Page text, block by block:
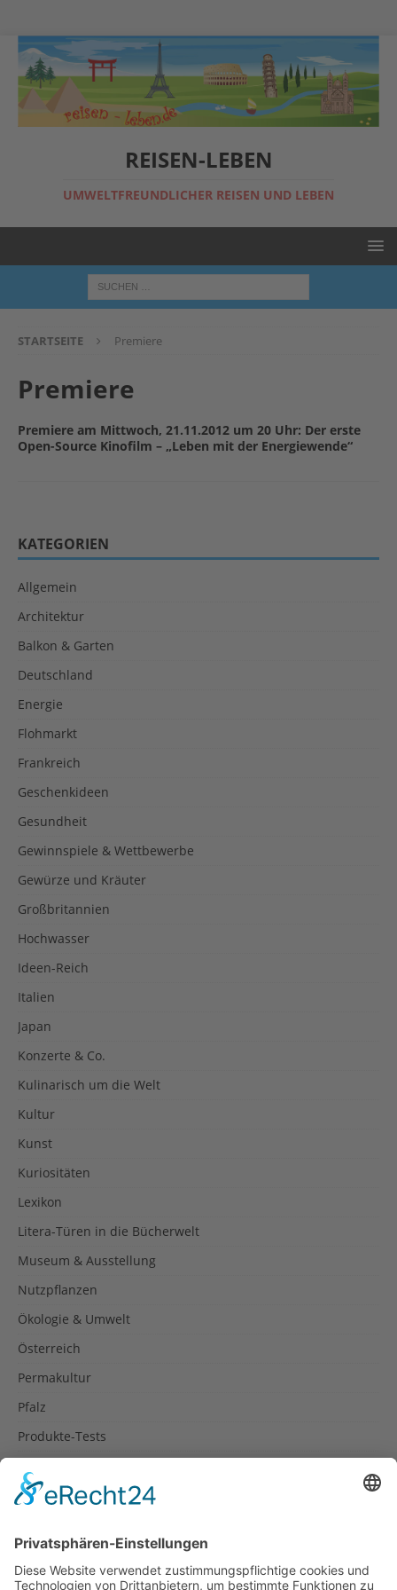
REISEN-LEBEN
UMWELTFREUNDLICHER REISEN UND LEBEN
STARTSEITE Premiere
Premiere
Premiere am Mittwoch, 21.11.2012 um 20 Uhr: Der erste
Open-Source Kinofilm – „Leben mit der Energiewende“
KATEGORIEN
Allgemein
Architektur
Balkon & Garten
Deutschland
Energie
Flohmarkt
Frankreich
Geschenkideen
Gesundheit
Gewinnspiele & Wettbewerbe
Gewürze und Kräuter
Großbritannien
Hochwasser
Ideen-Reich
Italien
Japan
Konzerte & Co.
Kulinarisch um die Welt
Kultur
Kunst
Kuriositäten
Lexikon
Litera-Türen in die Bücherwelt
Museum & Ausstellung
Nutzpflanzen
Ökologie & Umwelt
Österreich
Permakultur
Pfalz
Produkte-Tests
Rezepte
Spanien
Südtirol